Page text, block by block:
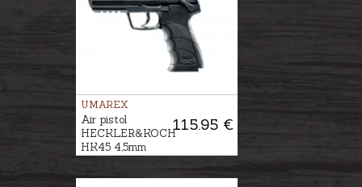
UMAREX
115.95 €
Air pistol
HECKLER&KOCH
HK45 4,5mm